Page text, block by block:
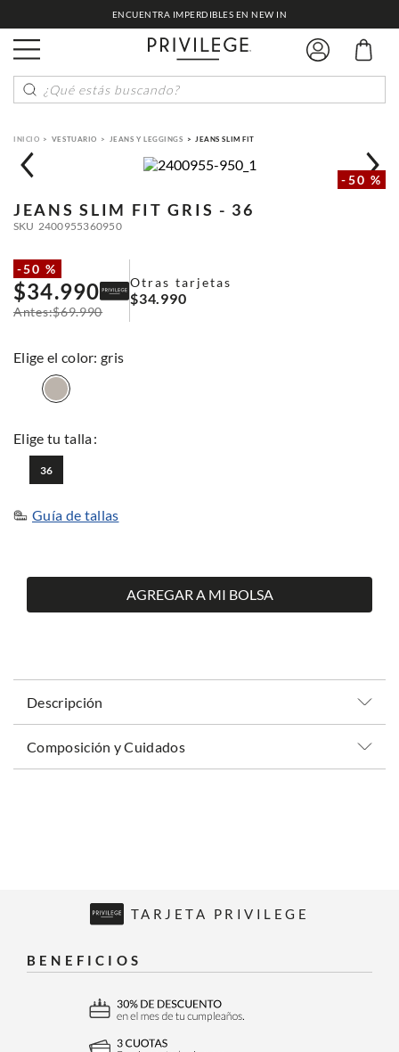
ENCUENTRA IMPERDIBLES EN NEW IN
¿Qué estás buscando?
VESTUARIO JEANS Y LEGGINGS JEANS SLIM FIT
-50 %
JEANS SLIM FIT GRIS - 36
SKU 2400955360950
-50 %
$34.990
$69.990
Otras tarjetas
$34.990
: gris
36
Guía de tallas
AGREGAR A MI BOLSA
Descripción
Composición y Cuidados
TARJETA PRIVILEGE
BENEFICIOS